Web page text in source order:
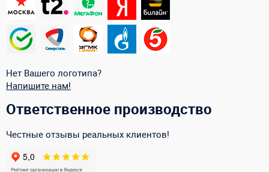
Нет Вашего логотипа?
Напишите нам!
Ответственное производство
Честные отзывы реальных клиентов!